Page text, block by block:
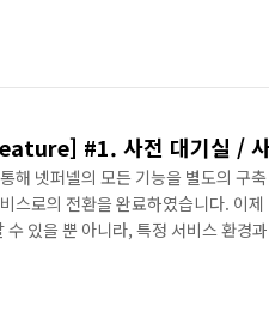
? 그리고 동시에 사용자에게도 "기
, 서버가 감당 가능한 범위 내에서만
#1. 사전 대기실 / 사
해 넷퍼넬의 모든 기능을 별도의 구
스로의 전환을 완료하였습니다. 이
있을 뿐 아니라, 특정 서비스 환경
션과 차별화되는 기능 고도화와 신